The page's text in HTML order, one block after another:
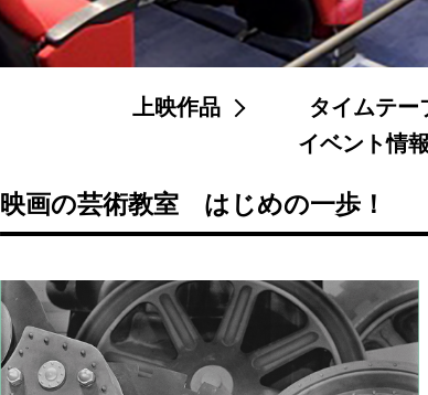
上映作品 タイムテー
イベント情報
映画の芸術教室 はじめの一歩！